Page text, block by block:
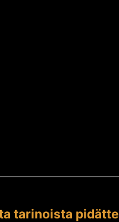
tarinoista pidätte